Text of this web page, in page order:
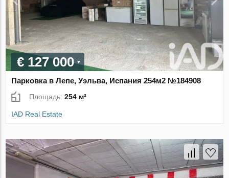
€ 127 000
Парковка в Лепе, Уэльва, Испания 254м2 №184908
Площадь:254 м²
IAD Real Estate